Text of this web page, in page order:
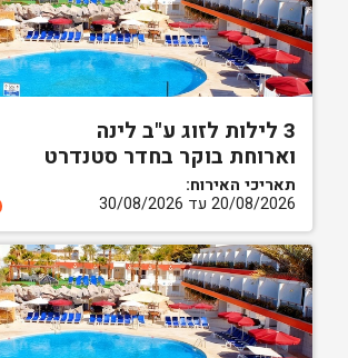
3 לילות לזוג ע"ב לינה
וארוחת בוקר בחדר סטנדרט
תאריכי האירוח:
20/08/2026 עד 30/08/2026